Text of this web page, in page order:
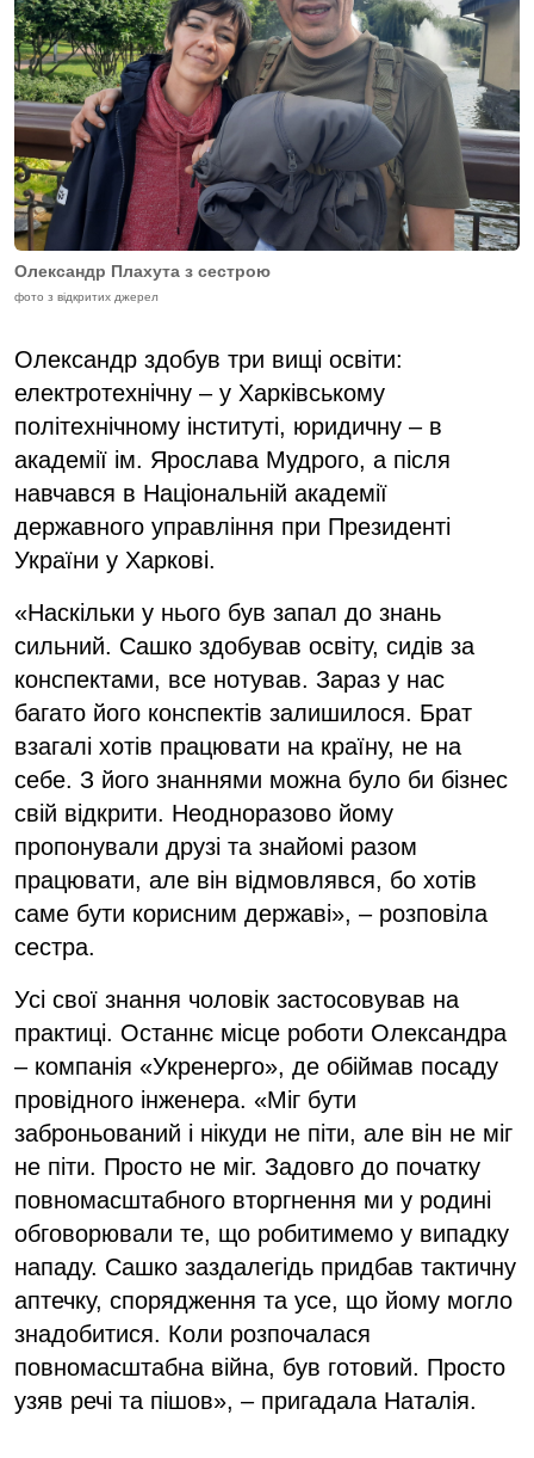
Олександр Плахута з сестрою
фото з відкритих джерел
Олександр здобув три вищі освіти:
електротехнічну – у Харківському
політехнічному інституті, юридичну – в
академії ім. Ярослава Мудрого, а після
навчався в Національній академії
державного управління при Президенті
України у Харкові.
«Наскільки у нього був запал до знань
сильний. Сашко здобував освіту, сидів за
конспектами, все нотував. Зараз у нас
багато його конспектів залишилося. Брат
взагалі хотів працювати на країну, не на
себе. З його знаннями можна було би бізнес
свій відкрити. Неодноразово йому
пропонували друзі та знайомі разом
працювати, але він відмовлявся, бо хотів
саме бути корисним державі», – розповіла
сестра.
Усі свої знання чоловік застосовував на
практиці. Останнє місце роботи Олександра
– компанія «Укренерго», де обіймав посаду
провідного інженера. «Міг бути
заброньований і нікуди не піти, але він не міг
не піти. Просто не міг. Задовго до початку
повномасштабного вторгнення ми у родині
обговорювали те, що робитимемо у випадку
нападу. Сашко заздалегідь придбав тактичну
аптечку, спорядження та усе, що йому могло
знадобитися. Коли розпочалася
повномасштабна війна, був готовий. Просто
узяв речі та пішов», – пригадала Наталія.